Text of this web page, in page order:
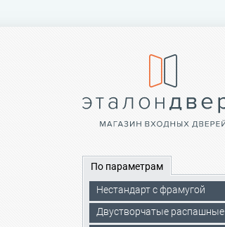
По параметрам
Нестандарт с фрамугой
Двустворчатые распашные